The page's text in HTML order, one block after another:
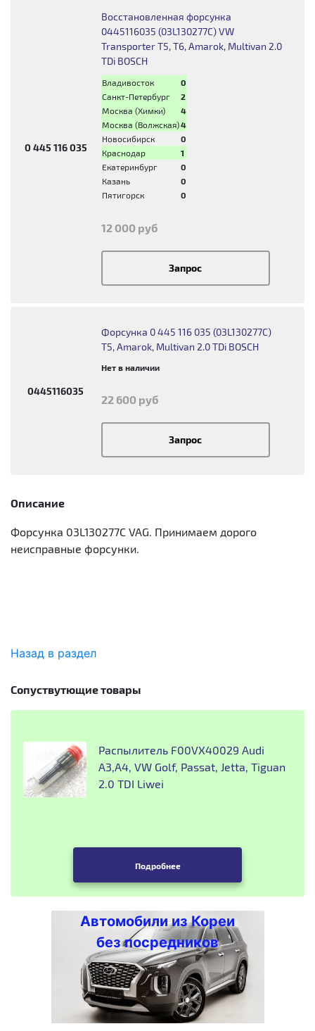
0 445 116 035
Восстановленная форсунка
0445116035 (03L130277C) VW
Transporter T5, T6, Amarok, Multivan 2.0
TDi BOSCH
Владивосток
0
Санкт-Петербург
2
Москва (Химки)
4
Москва (Волжская)4
Новосибирск
0
Краснодар
1
Екатеринбург
0
Казань
0
Пятигорск
0
12 000 руб
Запрос
0445116035
Форсунка 0 445 116 035 (03L130277C)
T5, Amarok, Multivan 2.0 TDi BOSCH
Нет в наличии
22 600 руб
Запрос
Описание
Форсунка 03L130277C VAG. Принимаем дорого
неисправные форсунки.
Назад в раздел
Сопуствутющие товары
Распылитель F00VX40029 Audi
A3,A4, VW Golf, Passat, Jetta, Tiguan
2.0 TDI Liwei
Подробнее
Автомобили из Кореи
без посредников